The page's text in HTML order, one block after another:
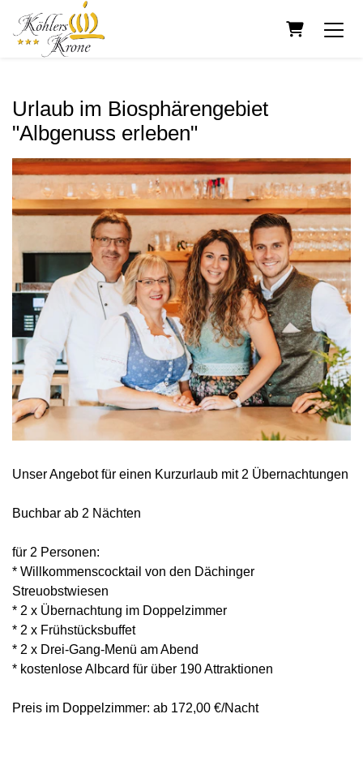
Warenkorb
Urlaub im Biosphärengebiet
"Albgenuss erleben"
Unser Angebot für einen Kurzurlaub mit 2 Übernachtungen
Buchbar ab 2 Nächten
für 2 Personen:
* Willkommenscocktail von den Dächinger
Streuobstwiesen
* 2 x Übernachtung im Doppelzimmer
* 2 x Frühstücksbuffet
* 2 x Drei-Gang-Menü am Abend
* kostenlose Albcard für über 190 Attraktionen
Preis im Doppelzimmer: ab 172,00 €/Nacht